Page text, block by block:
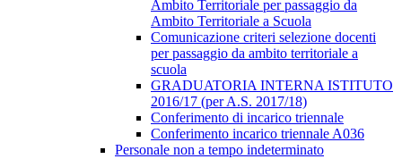
Ambito Territoriale per passaggio da
Ambito Territoriale a Scuola
Comunicazione criteri selezione docenti
per passaggio da ambito territoriale a
scuola
GRADUATORIA INTERNA ISTITUTO
2016/17 (per A.S. 2017/18)
Conferimento di incarico triennale
Conferimento incarico triennale A036
Personale non a tempo indeterminato